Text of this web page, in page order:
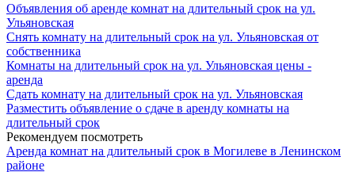
Объявления об аренде комнат на длительный срок на ул.
Ульяновская
Снять комнату на длительный срок на ул. Ульяновская от
собственника
Комнаты на длительный срок на ул. Ульяновская цены -
аренда
Сдать комнату на длительный срок на ул. Ульяновская
Разместить объявление о сдаче в аренду комнаты на
длительный срок
Рекомендуем посмотреть
Аренда комнат на длительный срок в Могилеве в Ленинском
районе